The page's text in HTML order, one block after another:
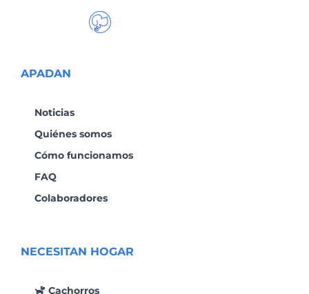
APADAN
Noticias
Quiénes somos
Cómo funcionamos
FAQ
Colaboradores
NECESITAN HOGAR
Cachorros